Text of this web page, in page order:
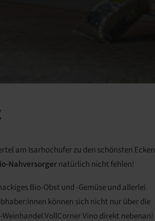
am Isarhochufer zu den schönsten Ecken
Nahversorgernatürlich nicht fehlen!
Bio-Obst und -Gemüse und allerlei
können sich nicht nur über die
VollCorner Vino direkt nebenan!